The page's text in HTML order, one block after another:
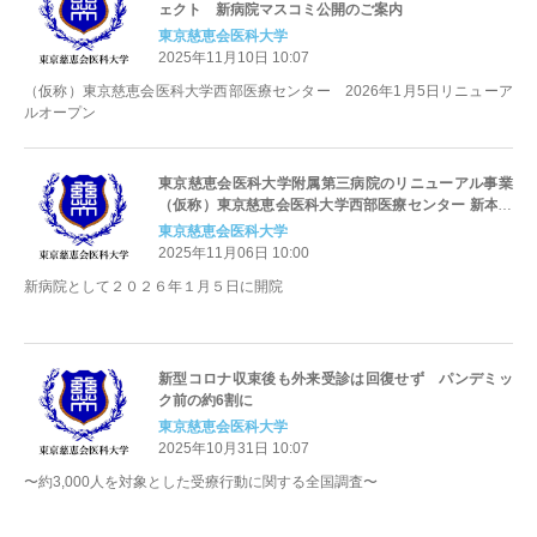
ェクト 新病院マスコミ公開のご案内
東京慈恵会医科大学
2025年11月10日 10:07
（仮称）東京慈恵会医科大学西部医療センター 2026年1月5日リニューア
ルオープン
東京慈恵会医科大学附属第三病院のリニューアル事業
（仮称）東京慈恵会医科大学西部医療センター 新本館
棟が竣工
東京慈恵会医科大学
2025年11月06日 10:00
新病院として２０２６年１月５日に開院
新型コロナ収束後も外来受診は回復せず パンデミッ
ク前の約6割に
東京慈恵会医科大学
2025年10月31日 10:07
〜約3,000人を対象とした受療行動に関する全国調査〜